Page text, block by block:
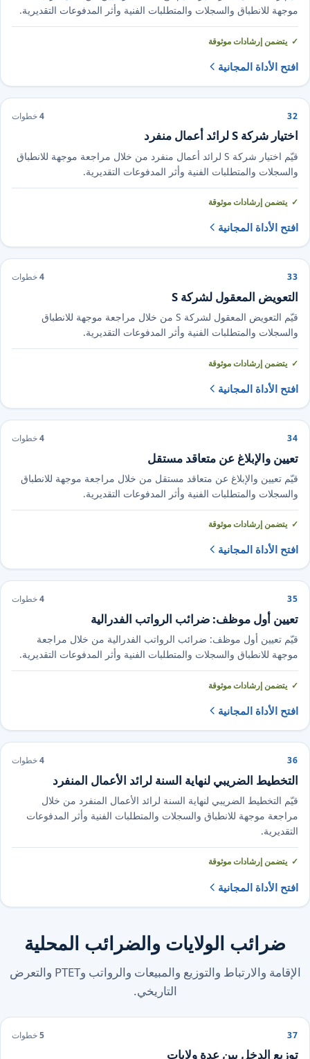
موجهة للانطباق والسجلات والمتطلبات الفنية وأثر المدفوعات التقديرية.
يتضمن إرشادات موثوقة
افتح الأداة المجانية
32
4خطوات
اختيار شركة S لرائد أعمال منفرد
قيّم اختيار شركة S لرائد أعمال منفرد من خلال مراجعة موجهة للانطباق
والسجلات والمتطلبات الفنية وأثر المدفوعات التقديرية.
يتضمن إرشادات موثوقة
افتح الأداة المجانية
33
4خطوات
التعويض المعقول لشركة S
قيّم التعويض المعقول لشركة S من خلال مراجعة موجهة للانطباق
والسجلات والمتطلبات الفنية وأثر المدفوعات التقديرية.
يتضمن إرشادات موثوقة
افتح الأداة المجانية
34
4خطوات
تعيين والإبلاغ عن متعاقد مستقل
قيّم تعيين والإبلاغ عن متعاقد مستقل من خلال مراجعة موجهة للانطباق
والسجلات والمتطلبات الفنية وأثر المدفوعات التقديرية.
يتضمن إرشادات موثوقة
افتح الأداة المجانية
35
4خطوات
تعيين أول موظف: ضرائب الرواتب الفدرالية
قيّم تعيين أول موظف: ضرائب الرواتب الفدرالية من خلال مراجعة
موجهة للانطباق والسجلات والمتطلبات الفنية وأثر المدفوعات التقديرية.
يتضمن إرشادات موثوقة
افتح الأداة المجانية
36
4خطوات
التخطيط الضريبي لنهاية السنة لرائد الأعمال المنفرد
قيّم التخطيط الضريبي لنهاية السنة لرائد الأعمال المنفرد من خلال
مراجعة موجهة للانطباق والسجلات والمتطلبات الفنية وأثر المدفوعات
التقديرية.
يتضمن إرشادات موثوقة
افتح الأداة المجانية
ضرائب الولايات والضرائب المحلية
الإقامة والارتباط والتوزيع والمبيعات والرواتب وPTET والتعرض
التاريخي.
37
5خطوات
توزيع الدخل بين عدة ولايات